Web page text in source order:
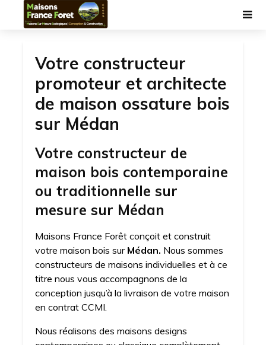
Votre constructeur
promoteur et architecte
de maison ossature bois
sur Médan
Votre constructeur de
maison bois contemporaine
ou traditionnelle sur
mesure sur Médan
Maisons France Forêt conçoit et construit
votre maison bois sur Médan. Nous sommes
constructeurs de maisons individuelles et à ce
titre nous vous accompagnons de la
conception jusqu’à la livraison de votre maison
en contrat CCMI.
Nous réalisons des maisons designs